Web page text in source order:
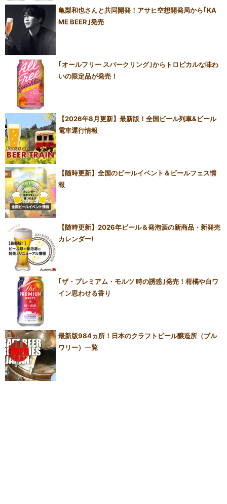
亀梨和也さんと共同開発！アサヒ空想開発局から｢KA
ME BEER｣発売
｢オールフリー スパークリング｣からトロピカルな味わ
いの限定品が発売！
【2026年8月更新】最新版！全国ビール列車&ビール
電車運行情報
【随時更新】全国のビールイベント＆ビールフェス情
報
【随時更新】2026年ビール＆発泡酒の新商品・新発売
カレンダー!
｢ザ・プレミアム・モルツ 時の誘惑｣発売！柑橘や白ワ
イン思わせる香り
最新版984ヵ所！日本のクラフトビール醸造所（ブル
ワリー）一覧